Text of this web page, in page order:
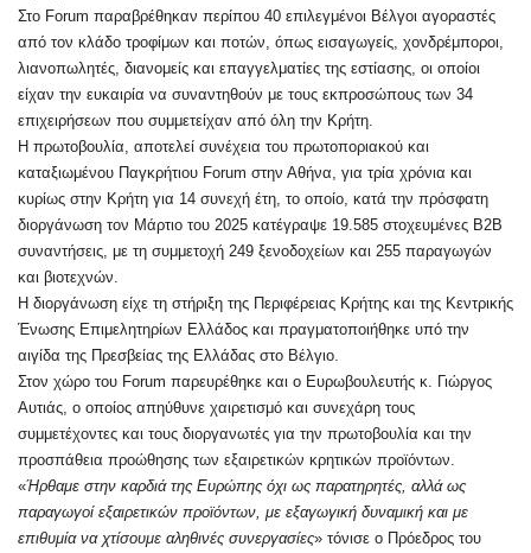
Στο Forum παραβρέθηκαν περίπου 40 επιλεγμένοι Βέλγοι αγοραστές
από τον κλάδο τροφίμων και ποτών, όπως εισαγωγείς, χονδρέμποροι,
λιανοπωλητές, διανομείς και επαγγελματίες της εστίασης, οι οποίοι
είχαν την ευκαιρία να συναντηθούν με τους εκπροσώπους των 34
επιχειρήσεων που συμμετείχαν από όλη την Κρήτη.
Η πρωτοβουλία, αποτελεί συνέχεια του πρωτοποριακού και
καταξιωμένου Παγκρήτιου Forum στην Αθήνα, για τρία χρόνια και
κυρίως στην Κρήτη για 14 συνεχή έτη, το οποίο, κατά την πρόσφατη
διοργάνωση τον Μάρτιο του 2025 κατέγραψε 19.585 στοχευμένες B2B
συναντήσεις, με τη συμμετοχή 249 ξενοδοχείων και 255 παραγωγών
και βιοτεχνών.
Η διοργάνωση είχε τη στήριξη της Περιφέρειας Κρήτης και της Κεντρικής
Ένωσης Επιμελητηρίων Ελλάδος και πραγματοποιήθηκε υπό την
αιγίδα της Πρεσβείας της Ελλάδας στο Βέλγιο.
Στον χώρο του Forum παρευρέθηκε και ο Ευρωβουλευτής κ. Γιώργος
Αυτιάς, ο οποίος απηύθυνε χαιρετισμό και συνεχάρη τους
συμμετέχοντες και τους διοργανωτές για την πρωτοβουλία και την
προσπάθεια προώθησης των εξαιρετικών κρητικών προϊόντων.
«Ήρθαμε στην καρδιά της Ευρώπης όχι ως παρατηρητές, αλλά ως
παραγωγοί εξαιρετικών προϊόντων, με εξαγωγική δυναμική και με
επιθυμία να χτίσουμε αληθινές συνεργασίες» τόνισε ο Πρόεδρος του